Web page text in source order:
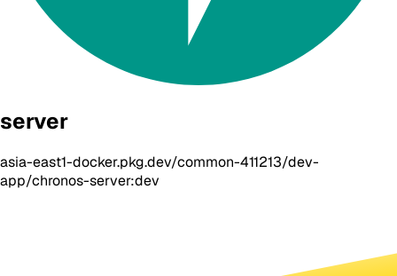
server
asia-east1-docker.pkg.dev/common-411213/dev-
app/chronos-server:dev